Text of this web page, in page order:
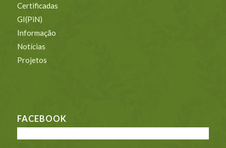
Certificadas
GI(PiN)
Informação
Notícias
Projetos
FACEBOOK